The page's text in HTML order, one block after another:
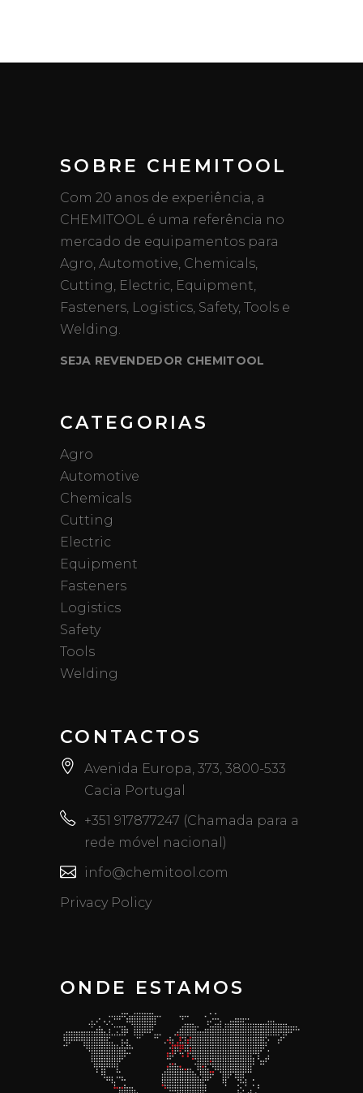
SOBRE CHEMITOOL
Com 20 anos de experiência, a
CHEMITOOL é uma referência no
mercado de equipamentos para
Agro, Automotive, Chemicals,
Cutting, Electric, Equipment,
Fasteners, Logistics, Safety, Tools e
Welding.
SEJA REVENDEDOR CHEMITOOL
CATEGORIAS
Agro
Automotive
Chemicals
Cutting
Electric
Equipment
Fasteners
Logistics
Safety
Tools
Welding
CONTACTOS
Avenida Europa, 373, 3800-533
Cacia Portugal
+351 917877247 (Chamada para a
rede móvel nacional)
info@chemitool.com
Privacy Policy
ONDE ESTAMOS